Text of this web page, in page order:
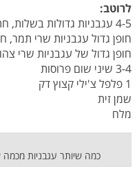
לרוטב:
4-5 עגבניות גדולות בשלות, חתוכות גס (רצוי מכמה סוגים)
חופן גדול עגבניות שרי תמר,
חופן גדול של עגבניות שרי
3-4 שיני שום פרוסות
1 פלפל צ'ילי קצוץ דק
שמן זית
מלח
כמה שיותר עגבניות